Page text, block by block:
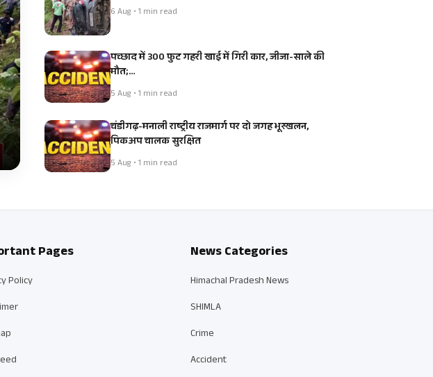
6 Aug • 1 min read
पच्छाद में 300 फुट गहरी खाई में गिरी कार, जीजा-साले की
मौत;…
5 Aug • 1 min read
चंडीगढ़-मनाली राष्ट्रीय राजमार्ग पर दो जगह भूस्खलन,
पिकअप चालक सुरक्षित
5 Aug • 1 min read
Pages
Policy
News Categories
Himachal Pradesh News
SHIMLA
Crime
Accident